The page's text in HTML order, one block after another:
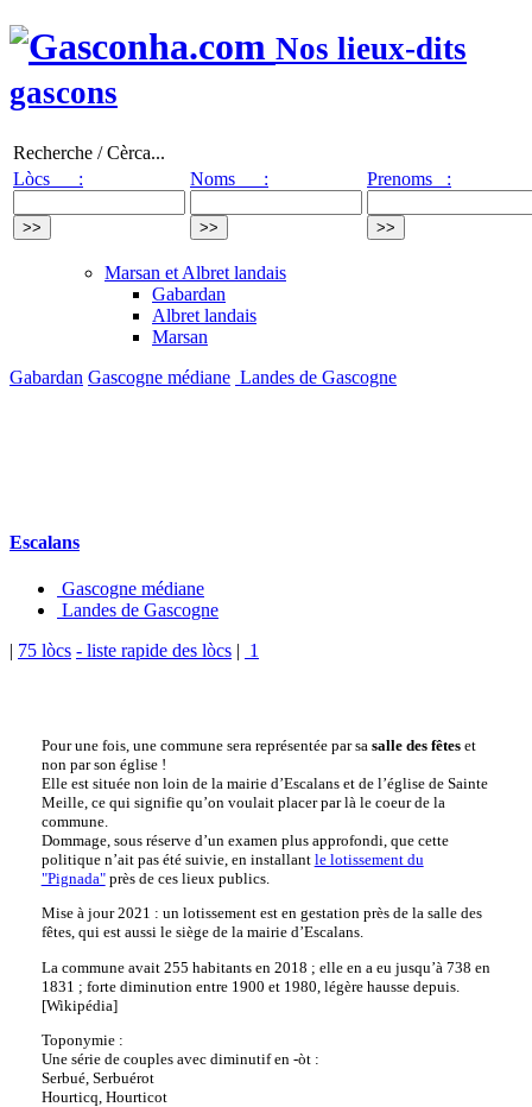
Nos lieux-dits
gascons
Recherche / Cèrca...
Lòcs :
Noms : Prenoms :
Marsan et Albret landais
Gabardan
Albret landais
Marsan
Gabardan Gascogne médiane Landes de Gascogne
Escalans
Gascogne médiane
Landes de Gascogne
| 75 lòcs - liste rapide des lòcs | 1
Pour une fois, une commune sera représentée par sa salle des fêteset
non par son église !
Elle est située non loin de la mairie d’Escalans et de l’église de Sainte
Meille, ce qui signifie qu’on voulait placer par là le coeur de la
commune.
Dommage, sous réserve d’un examen plus approfondi, que cette
politique n’ait pas été suivie, en installant le lotissement du
"Pignada"près de ces lieux publics.
Mise à jour 2021 : un lotissement est en gestation près de la salle des
fêtes, qui est aussi le siège de la mairie d’Escalans.
La commune avait 255 habitants en 2018 ; elle en a eu jusqu’à 738 en
1831 ; forte diminution entre 1900 et 1980, légère hausse depuis.
[Wikipédia]
Toponymie :
Une série de couples avec diminutif en -òt :
Serbué, Serbuérot
Hourticq, Hourticot